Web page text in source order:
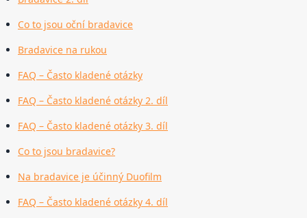
Co to jsou oční bradavice
Bradavice na rukou
FAQ – Často kladené otázky
FAQ – Často kladené otázky 2. díl
FAQ – Často kladené otázky 3. díl
Co to jsou bradavice?
Na bradavice je účinný Duofilm
FAQ – Často kladené otázky 4. díl